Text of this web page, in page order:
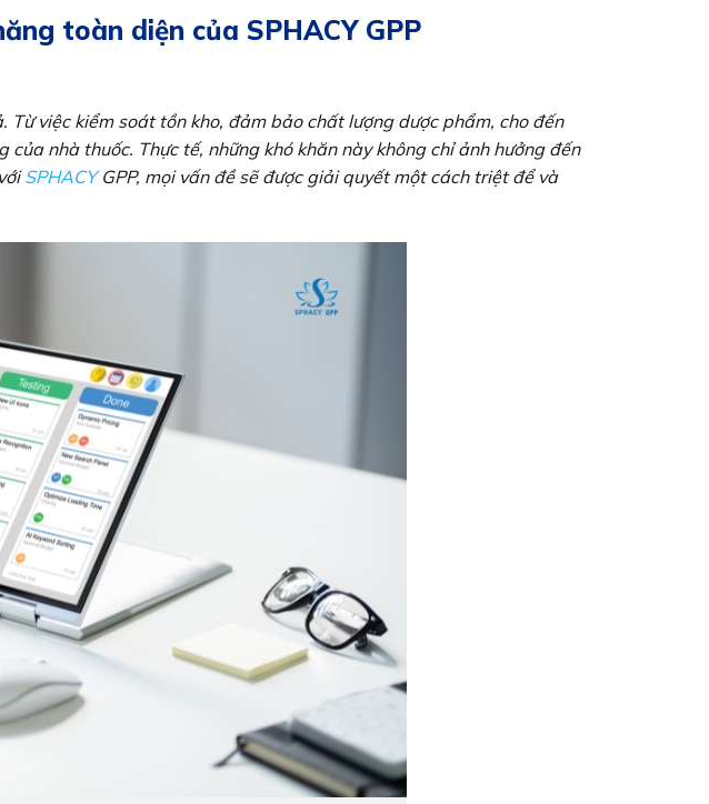
toàn diện của SPHACY GPP
việc kiểm soát tồn kho, đảm bảo chất lượng dược phẩm, cho đến
nhà thuốc. Thực tế, những khó khăn này không chỉ ảnh hưởng đến
SPHACYGPP, mọi vấn đề sẽ được giải quyết một cách triệt để và